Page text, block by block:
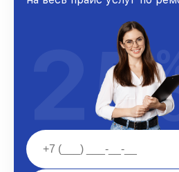
25